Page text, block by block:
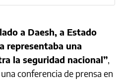
a Daesh, a Estado
representaba una
la seguridad nacional”,
conferencia de prensa en